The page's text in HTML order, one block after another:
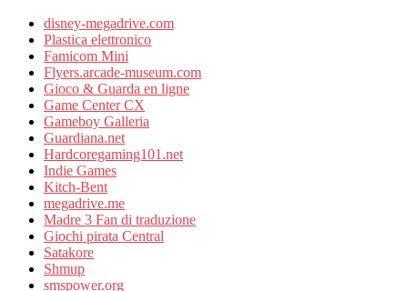
disney-megadrive.com
Plastica elettronico
Famicom Mini
Flyers.arcade-museum.com
Gioco & Guarda en ligne
Game Center CX
Gameboy Galleria
Guardiana.net
Hardcoregaming101.net
Indie Games
Kitch-Bent
megadrive.me
Madre 3 Fan di traduzione
Giochi pirata Central
Satakore
Shmup
smspower.org